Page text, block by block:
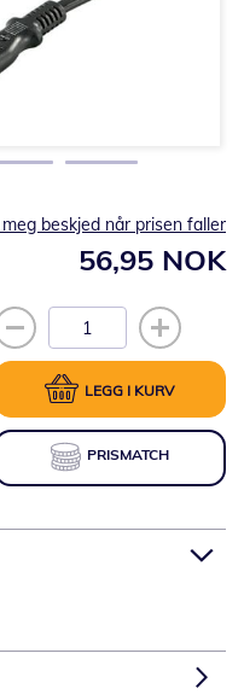
56,95 NOK
meg beskjed når prisen faller
LEGG I KURV
PRISMATCH